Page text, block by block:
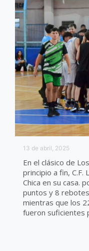
13 de abril, 2025
En el clásico de
principio a fin, C.F.
Chica en su casa.
puntos y 8
mientras que los
fueron suficientes